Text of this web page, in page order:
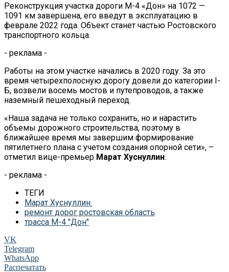
Реконструкция участка дороги М-4 «Дон» на 1072 —
1091 км завершена, его введут в эксплуатацию в
феврале 2022 года. Объект станет частью Ростовского
транспортного кольца.
- реклама -
Работы на этом участке начались в 2020 году. За это
время четырехполосную дорогу довели до категории I-
Б, возвели восемь мостов и путепроводов, а также
наземный пешеходный переход.
«Наша задача не только сохранить, но и нарастить
объемы дорожного строительства, поэтому в
ближайшее время мы завершим формирование
пятилетнего плана с учетом создания опорной сети», –
отметил вице-премьер Марат Хуснуллин.
- реклама -
ТЕГИ
Марат Хуснуллин.
ремонт дорог ростовская область
трасса М-4 "Дон"
VK
Telegram
WhatsApp
Распечатать